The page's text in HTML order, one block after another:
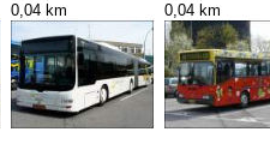
0,04 km 0,04 km